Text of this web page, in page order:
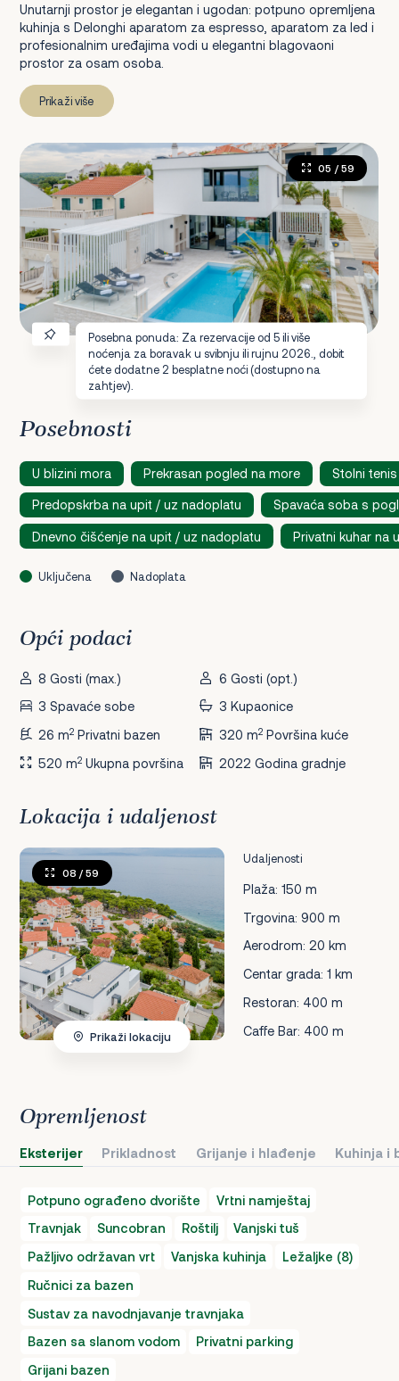
Unutarnji prostor je elegantan i ugodan: potpuno opremljena
kuhinja s Delonghi aparatom za espresso, aparatom za led i
profesionalnim uređajima vodi u elegantni blagovaoni
prostor za osam osoba.
Prikaži više
Posebna ponuda: Za rezervacije od 5 ili više
noćenja za boravak u svibnju ili rujnu 2026., dobit
ćete dodatne 2 besplatne noći (dostupno na
zahtjev).
05 / 59
Posebnosti
U blizini mora Prekrasan pogled na more Stolni tenis
Predopskrba na upit / uz nadoplatu Spavaća soba s
Dnevno čišćenje na upit / uz nadoplatu Privatni kuhar na
Uključena Nadoplata
Opći podaci
8 Gosti (max.)
6 Gosti (opt.)
3 Spavaće sobe
3 Kupaonice
26 m2 Privatni bazen 320 m2Površina kuće
520 m2 Ukupna površina 2022 Godina gradnje
Lokacija i udaljenost
Udaljenosti
Plaža: 150 m
Trgovina: 900 m
Aerodrom: 20 km
Centar grada: 1 km
Restoran: 400 m
Caffe Bar: 400 m
08 / 59
Prikaži lokaciju
Opremljenost
Eksterijer Prikladnost Grijanje i hlađenje Kuhinja i
Potpuno ograđeno dvorište
Vrtni namještaj
Travnjak
Suncobran Roštilj
Vanjski tuš
Pažljivo održavan vrt
Vanjska kuhinja
Ležaljke (8)
Ručnici za bazen
Sustav za navodnjavanje travnjaka
Bazen sa slanom vodom
Privatni parking
Grijani bazen